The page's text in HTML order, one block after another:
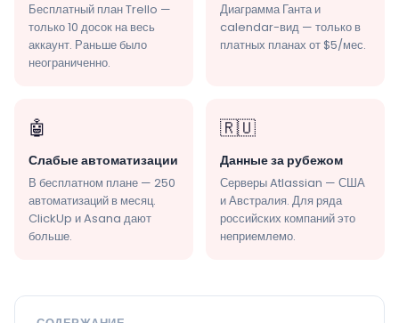
Бесплатный план Trello —
только 10 досок на весь
аккаунт. Раньше было
неограниченно.
Диаграмма Ганта и
calendar-вид — только в
платных планах от $5/мес.
🤖
Слабые автоматизации
В бесплатном плане — 250
автоматизаций в месяц.
ClickUp и Asana дают
больше.
🇷🇺
Данные за рубежом
Серверы Atlassian — США
и Австралия. Для ряда
российских компаний это
неприемлемо.